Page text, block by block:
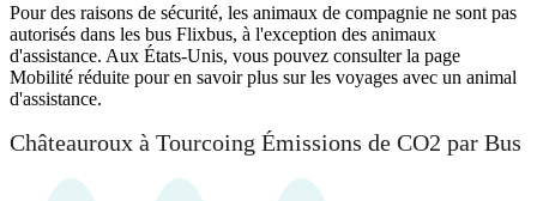
Pour des raisons de sécurité, les animaux de compagnie ne sont pas
autorisés dans les bus Flixbus, à l'exception des animaux
d'assistance. Aux États-Unis, vous pouvez consulter la page
Mobilité réduite pour en savoir plus sur les voyages avec un animal
d'assistance.
Châteauroux à Tourcoing Émissions de CO2 par Bus